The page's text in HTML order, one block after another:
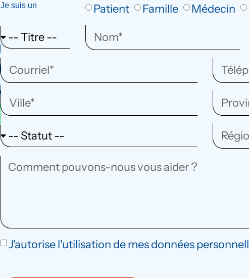
Je suis un Patient Famille Médecin
J'autorise l'utilisation de mes données